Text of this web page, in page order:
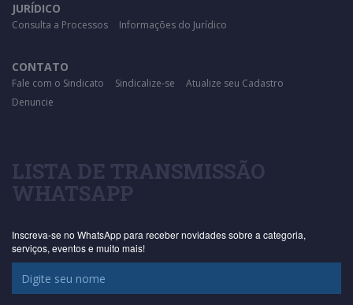
JURÍDICO
Consulta a Processos Informações do Jurídico
CONTATO
Fale com o Sindicato Sindicalize-se
Atualize seu Cadastro
Denuncie
LISTA DE TRANSMISSÃO
WHATSAPP
Inscreva-se no WhatsApp para receber novidades sobre a categoria,
serviços, eventos e muito mais!